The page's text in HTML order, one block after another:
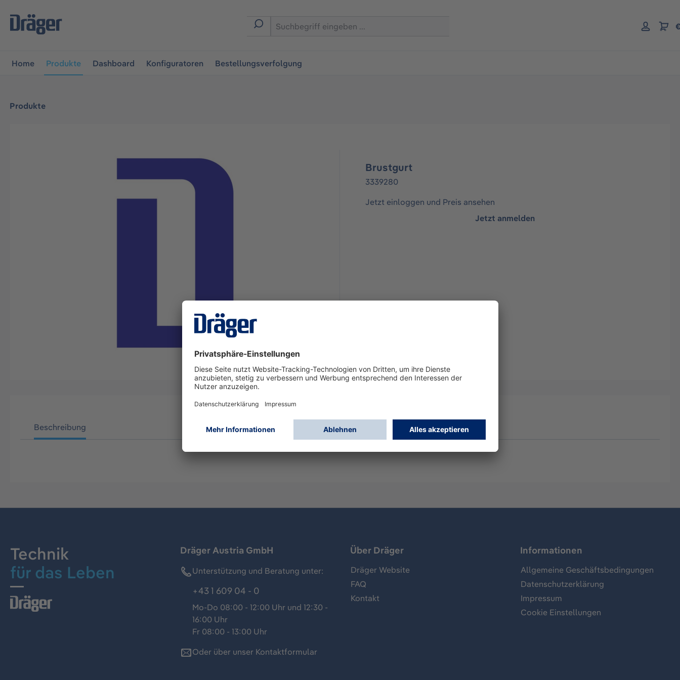
springen
Home Produkte Dashboard Konfiguratoren Bestellungsverfolgung
Produkte
Brustgurt
3339280
Jetzt einloggen und Preis ansehen
Jetzt anmelden
Beschreibung
Technik
für das Leben
Dräger Austria GmbH
Unterstützung und Beratung unter:
+43 1 609 04 - 0
Mo-Do 08:00 - 12:00 Uhr und 12:30 -
16:00 Uhr
Fr 08:00 - 13:00 Uhr
Oder über unser Kontaktformular
Über Dräger
Dräger Website
FAQ
Kontakt
Informationen
Allgemeine Geschäftsbedingungen
Datenschutzerklärung
Impressum
Cookie Einstellungen